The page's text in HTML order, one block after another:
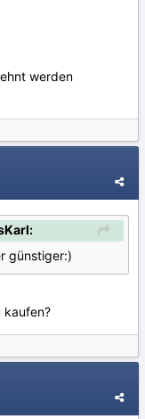
werden
günstiger:)
kaufen?